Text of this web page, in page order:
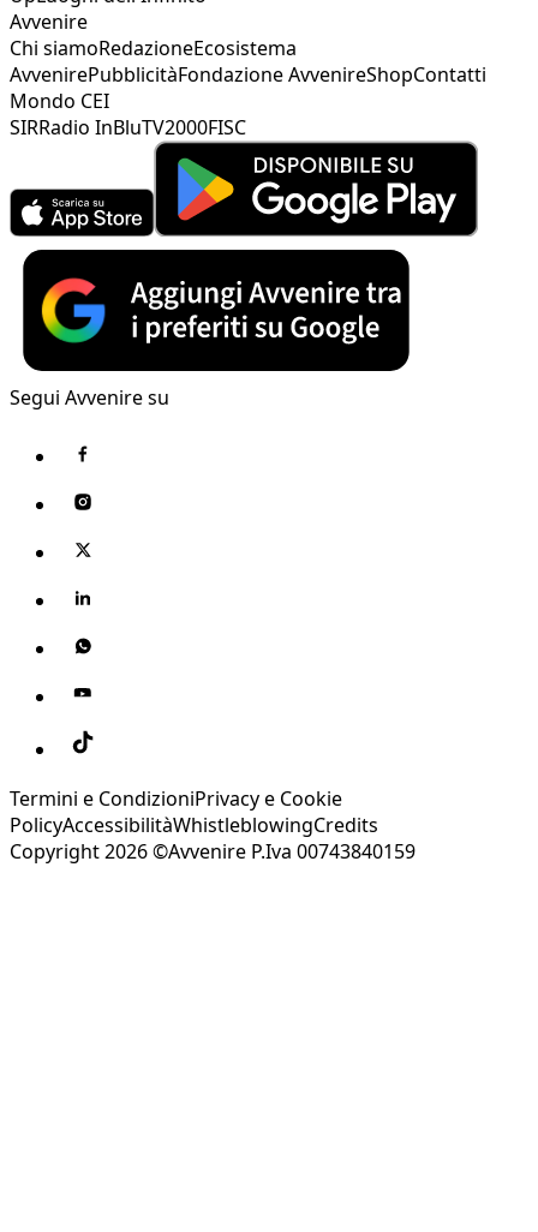
Avvenire
Chi siamoRedazioneEcosistema
AvvenirePubblicitàFondazione AvvenireShopContatti
Mondo CEI
SIRRadio InBluTV2000FISC
Segui Avvenire su
Termini e CondizioniPrivacy e Cookie
PolicyAccessibilitàWhistleblowingCredits
Copyright 2026 ©Avvenire P.Iva 00743840159